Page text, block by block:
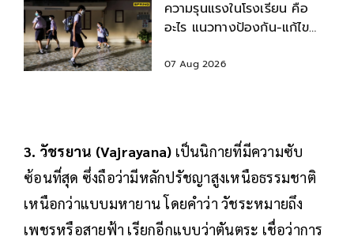
ความรุนแรงในโรงเรียน คือ
อะไร แนวทางป้องกัน-แก้ไข
07 Aug 2026
3. วัชรยาน (Vajrayana) เป็นนิกายที่มีความซับ
ซ้อนที่สุด ซึ่งถือว่ามีหลักปรัชญาสูงเหนือธรรมชาติ
เหนือกว่าแบบมหายาน โดยคำว่า วัชระหมายถึง
เพชรหรือสายฟ้า เรียกอีกแบบว่าตันตระ เชื่อว่าการ